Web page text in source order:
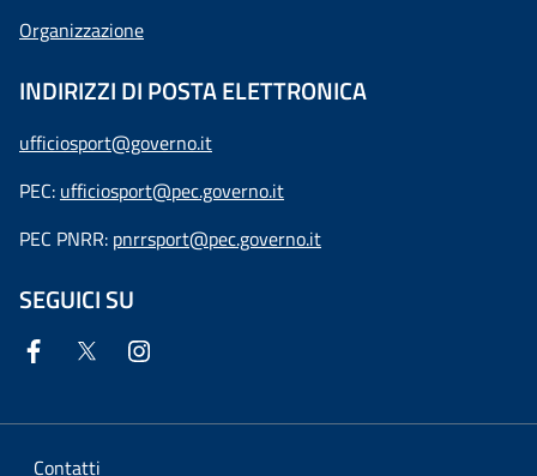
Organizzazione
INDIRIZZI DI POSTA ELETTRONICA
ufficiosport@governo.it
PEC: ufficiosport@pec.governo.it
PEC PNRR: pnrrsport@pec.governo.it
SEGUICI SU
Contatti